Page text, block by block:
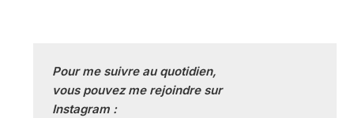
Pour me suivre au quotidien,
vous pouvez me rejoindre sur
Instagram :